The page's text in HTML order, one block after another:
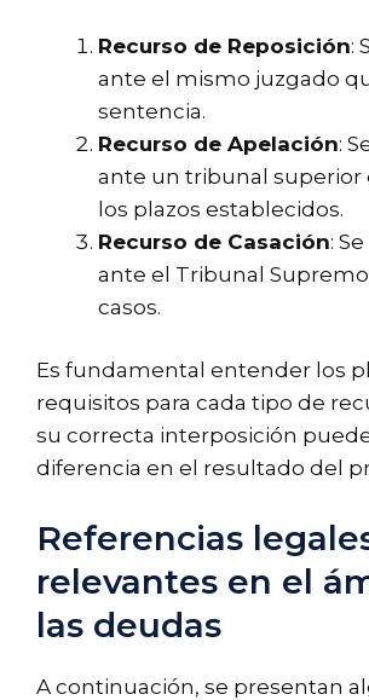
Recurso de Reposición:
ante el mismo juzgado
sentencia.
Recurso de Apelación:
ante un tribunal superior
los plazos establecidos.
Recurso de Casación:
ante el Tribunal
casos.
Es fundamental entender los
requisitos para cada tipo de
su correcta interposición
diferencia en el resultado del
Referencias
relevantes en el
las deudas
A continuación, se presentan